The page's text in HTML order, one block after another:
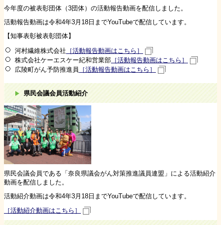
今年度の被表彰団体（3団体）の活動報告動画を配信しました。
活動報告動画は令和4年3月18日までYouTubeで配信しています。
【知事表彰被表彰団体】
河村繊維株式会社 ［活動報告動画はこちら］
株式会社ケーエスケー紀和営業部 ［活動報告動画はこちら］
広陵町がん予防推進員
［活動報告動画はこちら］
県民会議会員活動紹介
県民会議会員である「奈良県議会がん対策推進議員連盟」による活動紹介
動画を配信しました。
活動紹介動画は令和4年3月18日までYouTubeで配信しています。
［活動紹介動画はこちら］